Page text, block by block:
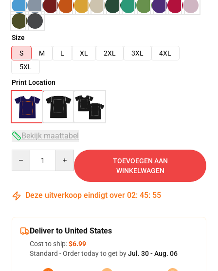
Size
S
M L XL 2XL 3XL
4XL
5XL
Print Location
Bekijk maattabel
TOEVOEGEN AAN
WINKELWAGEN
Deze uitverkoop eindigt over 02: 45: 54
Deliver to United States
Cost to ship:$6.99
Standard - Order today to get byJul. 30 - Aug. 06